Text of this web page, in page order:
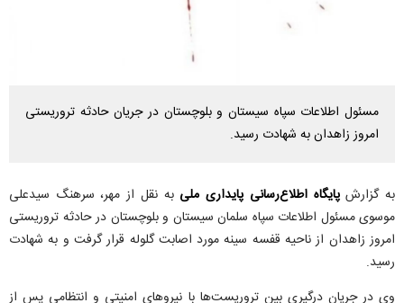
مسئول اطلاعات سپاه سیستان و بلوچستان در جریان حادثه تروریستی
امروز زاهدان به شهادت رسید.
به گزارشپایگاه اطلاع‌رسانی پایداری ملی به نقل از مهر، سرهنگ سیدعلی
موسوی مسئول اطلاعات سپاه سلمان سیستان و بلوچستان در حادثه تروریستی
امروز زاهدان از ناحیه قفسه سینه مورد اصابت گلوله قرار گرفت و به شهادت
رسید.
وی در جریان درگیری بین تروریست‌ها با نیرو‌های امنیتی و انتظامی پس از